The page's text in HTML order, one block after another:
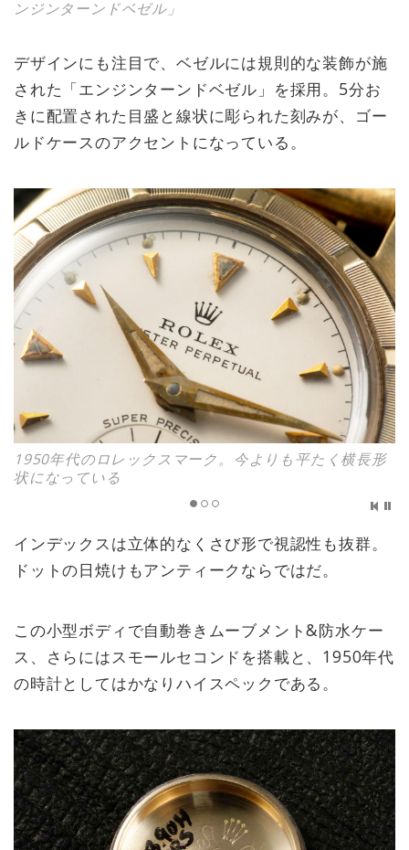
ンジンターンドベゼル」
デザインにも注目で、ベゼルには規則的な装飾が施
された「エンジンターンドベゼル」を採用。5分お
きに配置された目盛と線状に彫られた刻みが、ゴー
ルドケースのアクセントになっている。
1950年代のロレックスマーク。今よりも平たく横長形
状になっている
インデックスは立体的なくさび形で視認性も抜群。
ドットの日焼けもアンティークならではだ。
この小型ボディで自動巻きムーブメント&防水ケー
ス、さらにはスモールセコンドを搭載と、1950年代
の時計としてはかなりハイスペックである。